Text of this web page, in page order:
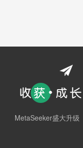
MetaSeeker盛大升级